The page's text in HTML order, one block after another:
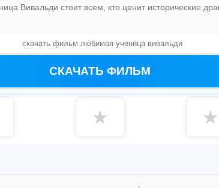
Вивальди стоит всем, кто ценит исторические
скачать фильм любимая ученица вивальди
СКАЧАТЬ ФИЛЬМ
★ ★